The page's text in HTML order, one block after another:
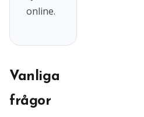
online.
Vanliga
frågor